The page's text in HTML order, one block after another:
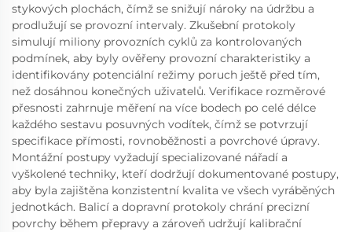
stykových plochách, čímž se snižují nároky na údržbu a
prodlužují se provozní intervaly. Zkušební protokoly
simulují miliony provozních cyklů za kontrolovaných
podmínek, aby byly ověřeny provozní charakteristiky a
identifikovány potenciální režimy poruch ještě před tím,
než dosáhnou konečných uživatelů. Verifikace rozměrové
přesnosti zahrnuje měření na více bodech po celé délce
každého sestavu posuvných vodítek, čímž se potvrzují
specifikace přímosti, rovnoběžnosti a povrchové úpravy.
Montážní postupy vyžadují specializované nářadí a
vyškolené techniky, kteří dodržují dokumentované postupy,
aby byla zajištěna konzistentní kvalita ve všech vyráběných
jednotkách. Balicí a dopravní protokoly chrání precizní
povrchy během přepravy a zároveň udržují kalibrační